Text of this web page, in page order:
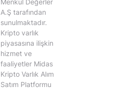
A.Ş tarafından
sunulmaktadır.
Kripto varlık
piyasasına ilişkin
hizmet ve
faaliyetler Midas
Kripto Varlık Alım
Satım Platformu